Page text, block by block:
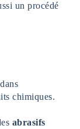
un procédé
chimiques.
abrasifs